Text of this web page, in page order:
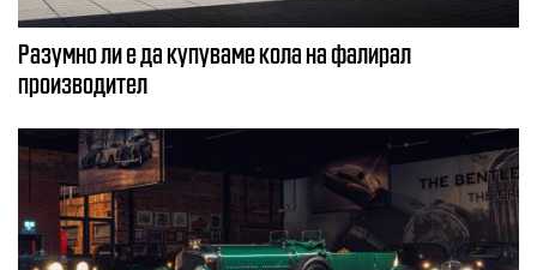
Разумно ли е да купуваме кола на фалирал
производител